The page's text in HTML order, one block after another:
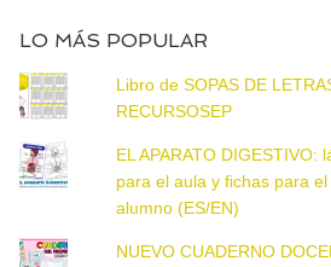
LO MÁS POPULAR
Libro de SOPAS DE
RECURSOSEP
EL APARATO DIGESTIVO:
para el aula y fichas para el
alumno (ES/EN)
NUEVO CUADERNO